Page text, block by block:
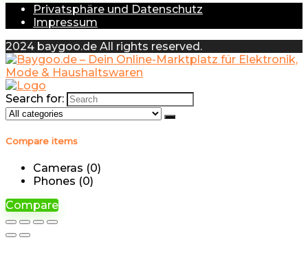
Privatsphäre und Datenschutz
Impressum
2024 baygoo.de All rights reserved.
Search for:
Compare items
Cameras (0)
Phones (0)
Compare